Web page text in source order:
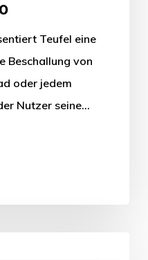
Teufel eine
Beschallung von
oder jedem
Nutzer seine…